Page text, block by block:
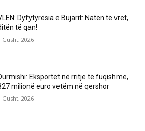
Dyfytyrësia e Bujarit: Natën të vret,
të qan!
Gusht, 2026
Eksportet në rritje të fuqishme,
milionë euro vetëm në qershor
Gusht, 2026